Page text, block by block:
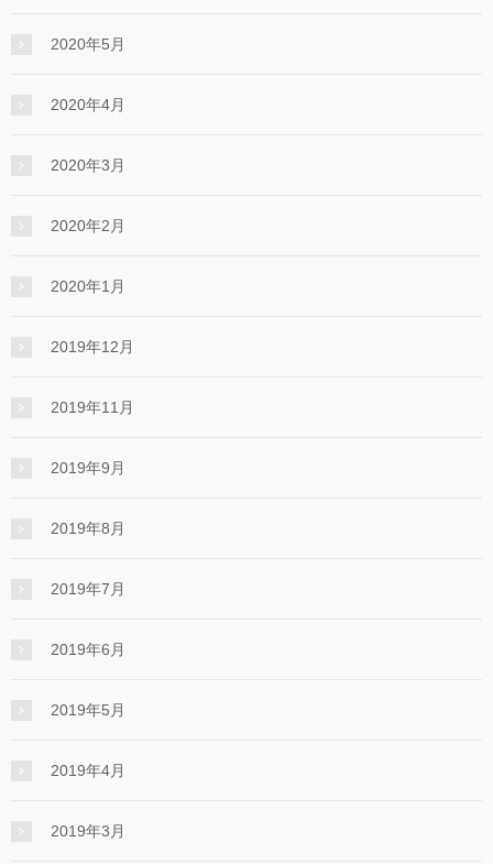
2020年5月
2020年4月
2020年3月
2020年2月
2020年1月
2019年12月
2019年11月
2019年9月
2019年8月
2019年7月
2019年6月
2019年5月
2019年4月
2019年3月